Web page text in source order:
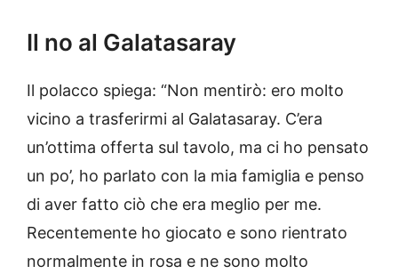
Il no al Galatasaray
Il polacco spiega: “Non mentirò: ero molto
vicino a trasferirmi al Galatasaray. C’era
un’ottima offerta sul tavolo, ma ci ho pensato
un po’, ho parlato con la mia famiglia e penso
di aver fatto ciò che era meglio per me.
Recentemente ho giocato e sono rientrato
normalmente in rosa e ne sono molto